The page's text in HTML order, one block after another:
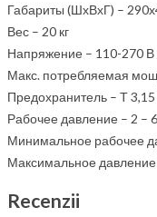
Габариты (ШхВхГ) –
Вес – 20 кг
Напряжение – 110-270 В
Макс. потребляемая
Предохранитель – Т
Рабочее давление – 2 –
Минимальное рабочее
Максимальное давление
Recenzii